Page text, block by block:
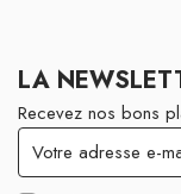
LA
Recevez nos bons